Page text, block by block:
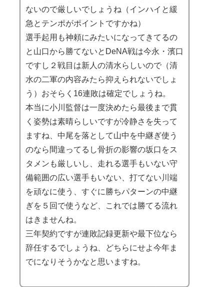
ないので厳しいでしょうね（インハイと緩
急とテンポがポイントですかね）
選手起用も神頼にみたいになってきてるの
と山口から勝てないとDeNA戦は今永・濱口
ですし２戦目は新人の清水らしいので（清
水の二軍の内容みたら抑えられないでしょ
う）おそらく16連敗は確定でしょうね。
本当に小川監督は一度決めたら最後まで貫
く姿勢は素晴らしいですが冷静さを失って
ますね、中尾を落として山中を中継ぎ使う
のなら間違ってるし骨折の影響の坂口をス
タメンも厳しいし、走れる選手もいない守
備範囲の広い選手もいない、打てない川端
を頑なに使う、すぐに勝ちパターンの中継
ぎを５回で使うなど、これでは勝てる流れ
はきませんね。
三年契約ですが連敗記録更新や最下位なら
辞任するでしょうね、どちらにせよ今年ま
でになりそうかなと思いますね。